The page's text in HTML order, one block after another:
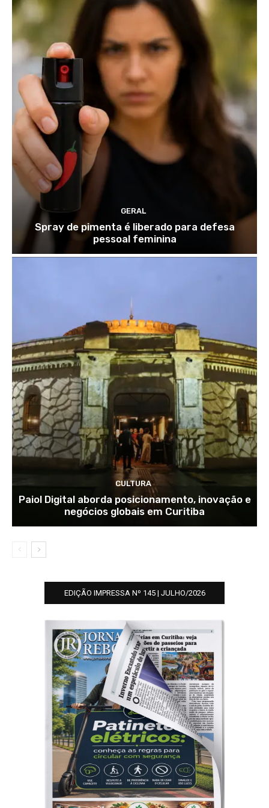
GERAL
Spray de pimenta é liberado para defesa
pessoal feminina
CULTURA
Paiol Digital aborda posicionamento, inovação e
negócios globais em Curitiba
EDIÇÃO IMPRESSA Nº 145 | JULHO/2026